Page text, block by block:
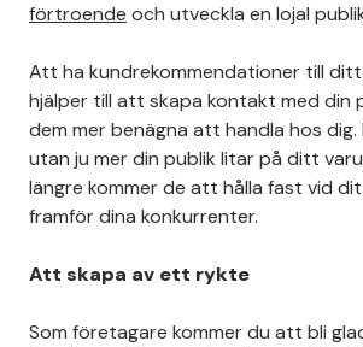
förtroende och utveckla en lojal
Att ha kundrekommendationer till
hjälper till att skapa kontakt med din
dem mer benägna att handla hos
utan ju mer din publik litar på ditt
längre kommer de att hålla fast vid
framför dina konkurrenter.
Att skapa av ett rykte
Som företagare kommer du att bli